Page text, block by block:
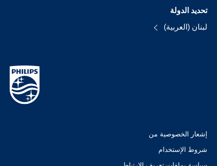
تحديد الدولة
لبنان (العربية)
إشعار الخصوصية من
شروط الإستخدام